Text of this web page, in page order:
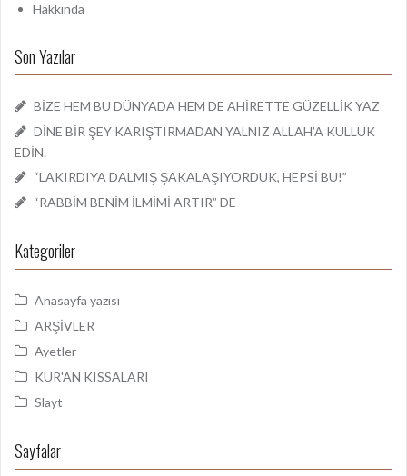
Hakkında
Son Yazılar
BİZE HEM BU DÜNYADA HEM DE AHİRETTE GÜZELLİK YAZ
DİNE BİR ŞEY KARIŞTIRMADAN YALNIZ ALLAH’A KULLUK
EDİN.
“LAKIRDIYA DALMIŞ ŞAKALAŞIYORDUK, HEPSİ BU!”
“RABBİM BENİM İLMİMİ ARTIR” DE
Kategoriler
Anasayfa yazısı
ARŞİVLER
Ayetler
KUR'AN KISSALARI
Slayt
Sayfalar